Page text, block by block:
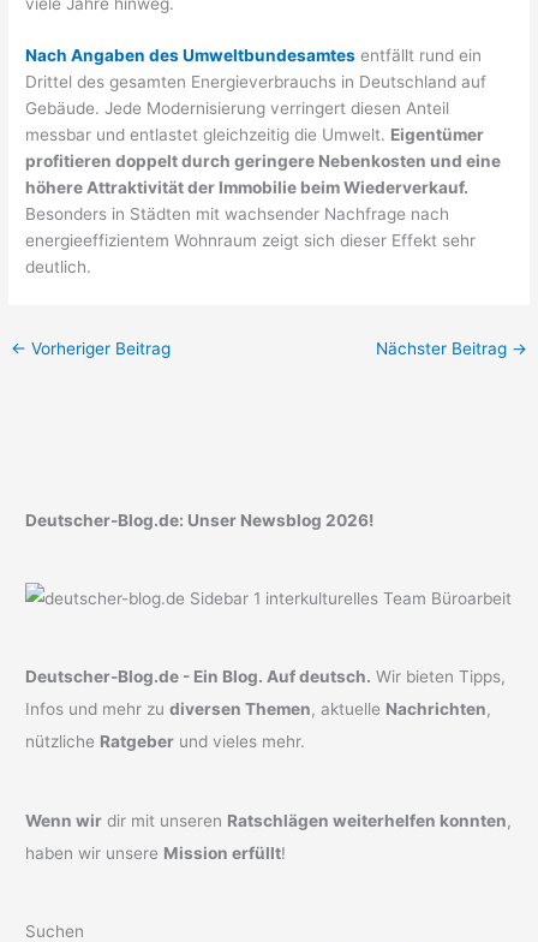
Nach Angaben des Umweltbundesamtes entfällt rund ein
Drittel des gesamten Energieverbrauchs in Deutschland auf
Gebäude. Jede Modernisierung verringert diesen Anteil
messbar und entlastet gleichzeitig die Umwelt. Eigentümer
profitieren doppelt durch geringere Nebenkosten und eine
höhere Attraktivität der Immobilie beim Wiederverkauf.
Besonders in Städten mit wachsender Nachfrage nach
energieeffizientem Wohnraum zeigt sich dieser Effekt sehr
deutlich.
← Vorheriger Beitrag Nächster Beitrag →
Deutscher-Blog.de: Unser Newsblog 2026!
Deutscher-Blog.de - Ein Blog. Auf deutsch. Wir bieten Tipps,
Infos und mehr zudiversen Themen, aktuelle Nachrichten,
nützliche Ratgeber und vieles mehr.
Wenn wir dir mit unseren Ratschlägen weiterhelfen konnten,
haben wir unsere Mission erfüllt!
Suchen